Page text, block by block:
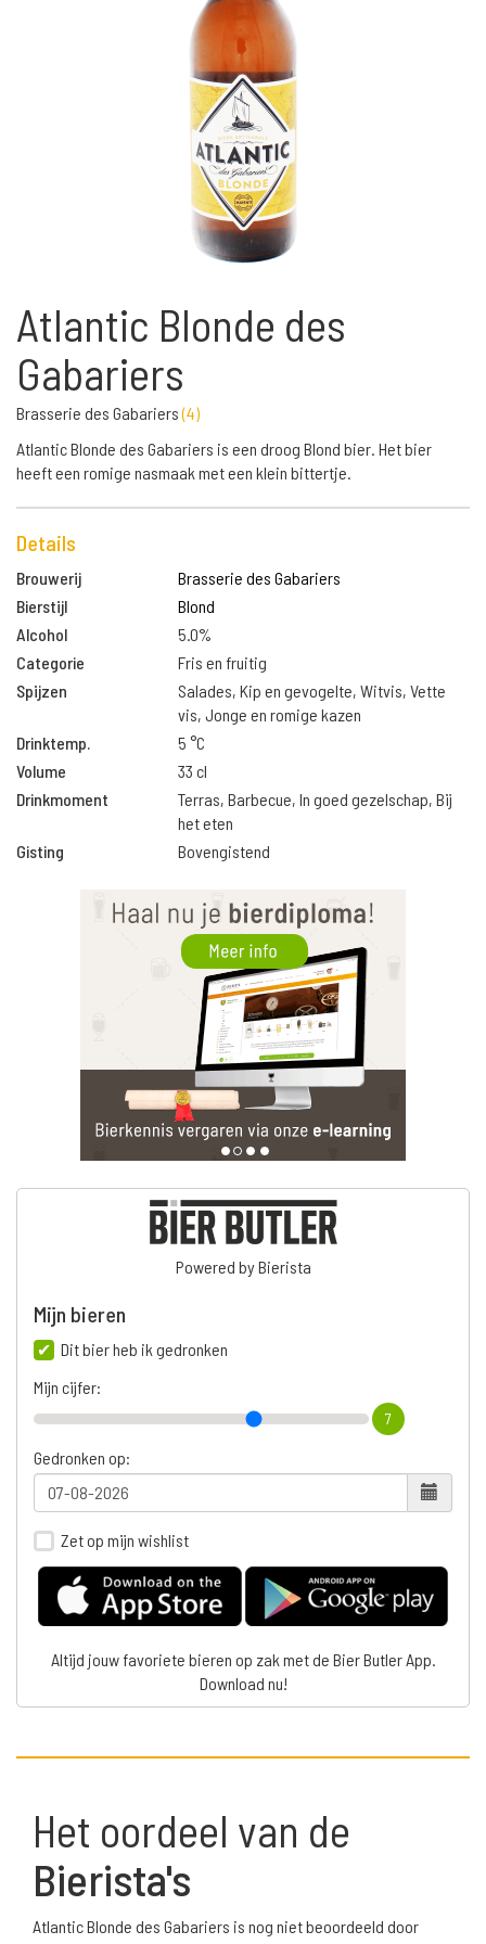
Atlantic Blonde des
Gabariers
Brasserie des Gabariers(4)
Atlantic Blonde des Gabariers is een droog Blond bier. Het bier
heeft een romige nasmaak met een klein bittertje.
Details
Brouwerij
Brasserie des Gabariers
Bierstijl
Blond
Alcohol
5.0%
Categorie
Fris en fruitig
Spijzen
Salades, Kip en gevogelte, Witvis, Vette
vis, Jonge en romige kazen
Drinktemp.
5 °C
Volume
33 cl
Drinkmoment
Terras, Barbecue, In goed gezelschap, Bij
het eten
Gisting
Bovengistend
Powered by Bierista
Mijn bieren
Dit bier heb ik gedronken
Mijn cijfer:
7
Gedronken op:
Zet op mijn wishlist
Altijd jouw favoriete bieren op zak met de Bier Butler App.
Download nu!
Het oordeel van de
Bierista's
Atlantic Blonde des Gabariers is nog niet beoordeeld door